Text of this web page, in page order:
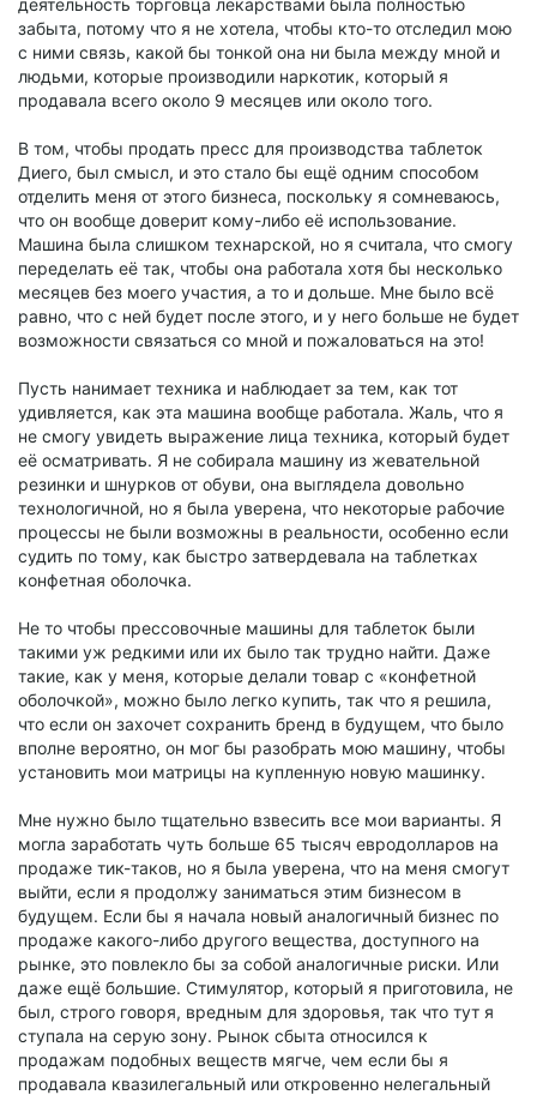
забыта, потому что я не хотела, чтобы кто-то отследил мою
с ними связь, какой бы тонкой она ни была между мной и
людьми, которые производили наркотик, который я
продавала всего около 9 месяцев или около того.
В том, чтобы продать пресс для производства таблеток
Диего, был смысл, и это стало бы ещё одним способом
отделить меня от этого бизнеса, поскольку я сомневаюсь,
что он вообще доверит кому-либо её использование.
Машина была слишком технарской, но я считала, что смогу
переделать её так, чтобы она работала хотя бы несколько
месяцев без моего участия, а то и дольше. Мне было всё
равно, что с ней будет после этого, и у него больше не будет
возможности связаться со мной и пожаловаться на это!
Пусть нанимает техника и наблюдает за тем, как тот
удивляется, как эта машина вообще работала. Жаль, что я
не смогу увидеть выражение лица техника, который будет
её осматривать. Я не собирала машину из жевательной
резинки и шнурков от обуви, она выглядела довольно
технологичной, но я была уверена, что некоторые рабочие
процессы не были возможны в реальности, особенно если
судить по тому, как быстро затвердевала на таблетках
конфетная оболочка.
Не то чтобы прессовочные машины для таблеток были
такими уж редкими или их было так трудно найти. Даже
такие, как у меня, которые делали товар с «конфетной
оболочкой», можно было легко купить, так что я решила,
что если он захочет сохранить бренд в будущем, что было
вполне вероятно, он мог бы разобрать мою машину, чтобы
установить мои матрицы на купленную новую машинку.
Мне нужно было тщательно взвесить все мои варианты. Я
могла заработать чуть больше 65 тысяч евродолларов на
продаже тик-таков, но я была уверена, что на меня смогут
выйти, если я продолжу заниматься этим бизнесом в
будущем. Если бы я начала новый аналогичный бизнес по
продаже какого-либо другого вещества, доступного на
рынке, это повлекло бы за собой аналогичные риски. Или
даже ещё большие. Стимулятор, который я приготовила, не
был, строго говоря, вредным для здоровья, так что тут я
ступала на серую зону. Рынок сбыта относился к
продажам подобных веществ мягче, чем если бы я
продавала квазилегальный или откровенно нелегальный